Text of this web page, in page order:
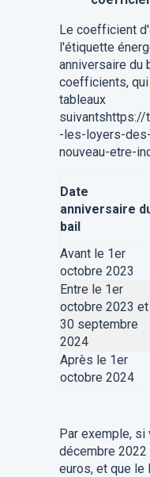
Le coefficient
l'étiquette
anniversaire du
coefficients,
tableaux
-les-loyers-
nouveau-etre-
Date
anniversaire
bail
Avant le 1er
octobre 2023
Entre le 1er
octobre 2023
30 septembre
2024
Après le 1er
octobre 2024
Par exemple, si
décembre 2022
euros, et que le